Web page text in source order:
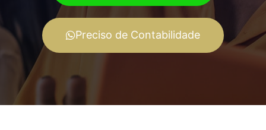
Preciso de Contabilidade